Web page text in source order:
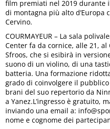
film premiati nel 2019 durante
di montagna più alto d’Europa
Cervino.
COURMAYEUR – La sala
Center fa da cornice, alle 21, al
Sfroos, che si esibirà in
suono di un violino, di una
batteria. Una formazione
grado di coinvolgere il
brani del suo repertorio da
a Yanez.L’ingresso è gratuito,
inviando una email a:
nome e cognome dei